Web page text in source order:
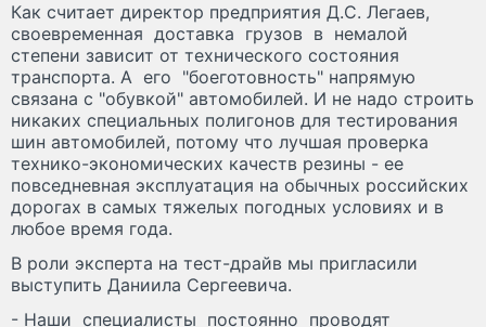
Как считает директор предприятия Д.С. Легаев,
своевременная доставка грузов в немалой
степени зависит от технического состояния
транспорта. А его "боеготовность" напрямую
связана с "обувкой" автомобилей. И не надо строить
никаких специальных полигонов для тестирования
шин автомобилей, потому что лучшая проверка
технико-экономических качеств резины - ее
повседневная эксплуатация на обычных российских
дорогах в самых тяжелых погодных условиях и в
любое время года.
В роли эксперта на тест-драйв мы пригласили
выступить Даниила Сергеевича.
- Наши специалисты постоянно проводят